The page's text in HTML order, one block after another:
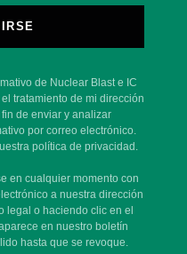
de Nuclear Blast e IC
tratamiento de mi dirección
de enviar y analizar
por correo electrónico.
política de privacidad.
en cualquier momento con
a nuestra dirección
legal o haciendo clic en el
en nuestro boletín
hasta que se revoque.